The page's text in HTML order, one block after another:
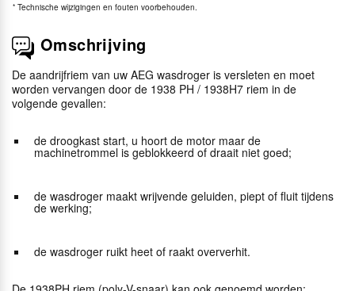
* Technische wijzigingen en fouten voorbehouden.
Omschrijving
De aandrijfriem van uw AEG wasdroger is versleten en moet
worden vervangen door de 1938 PH / 1938H7 riem in de
volgende gevallen:
de droogkast start, u hoort de motor maar de
machinetrommel is geblokkeerd of draait niet goed;
de wasdroger maakt wrijvende geluiden, piept of fluit tijdens
de werking;
de wasdroger ruikt heet of raakt oververhit.